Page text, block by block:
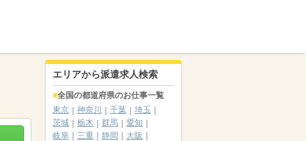
エリアから派遣求人検索
全国の都道府県のお仕事一覧
東京
神奈川 千葉
埼玉
茨城
栃木 群馬
愛知
岐阜
三重 静岡
大阪